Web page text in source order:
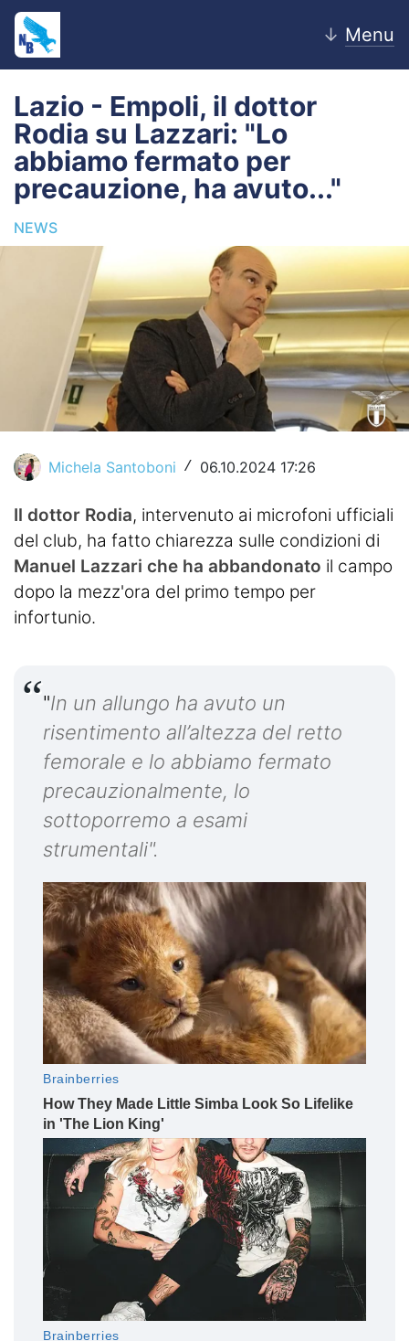
↓ Menu
Home
News
Editoriale
Settore Giovanile
Lazio Women
Calciomercato
Video
Lazio - Empoli, il dottor
Rodia su Lazzari: "Lo
abbiamo fermato per
precauzione, ha avuto..."
NEWS
Michela Santoboni / 06.10.2024 17:26
Il dottor Rodia, intervenuto ai microfoni ufficiali
del club, ha fatto chiarezza sulle condizioni di
Manuel Lazzari che ha abbandonato il campo
dopo la mezz'ora del primo tempo per
infortunio.
"In un allungo ha avuto un
risentimento all’altezza del retto
femorale e lo abbiamo fermato
precauzionalmente, lo
sottoporremo a esami
strumentali".